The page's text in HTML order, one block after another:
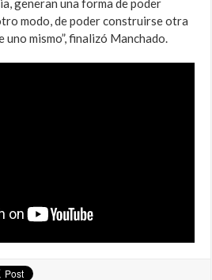
generan una forma de poder
modo, de poder construirse otra
mismo”, finalizó Manchado.